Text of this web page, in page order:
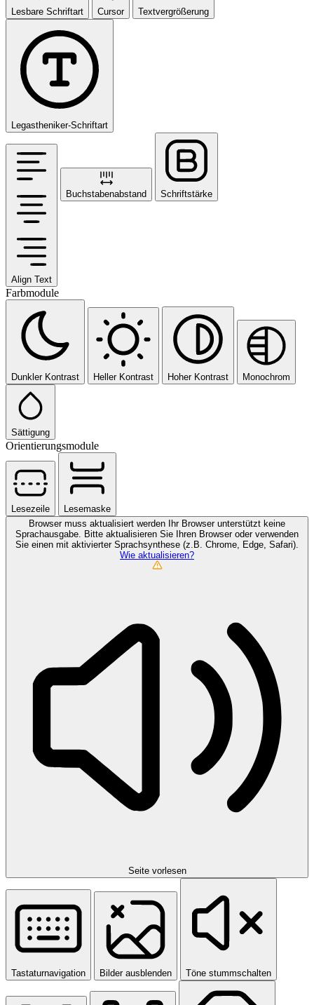
Lesbare Schriftart Cursor Textvergrößerung
Legastheniker-Schriftart
Align Text
Buchstabenabstand Schriftstärke
Farbmodule
Dunkler Kontrast Heller Kontrast Hoher Kontrast Monochrom
Sättigung
Orientierungsmodule
Lesezeile
Lesemaske
Browser muss aktualisiert werden
Ihr Browser unterstützt keine
Sprachausgabe. Bitte aktualisieren Sie Ihren Browser oder verwenden
Sie einen mit aktivierter Sprachsynthese (z.B. Chrome, Edge, Safari).
Wie aktualisieren?
Seite vorlesen
Tastaturnavigation Bilder ausblenden Töne stummschalten